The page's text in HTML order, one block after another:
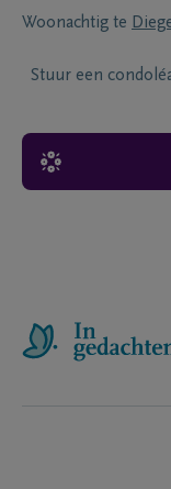
Woonachtig te
Stuur een